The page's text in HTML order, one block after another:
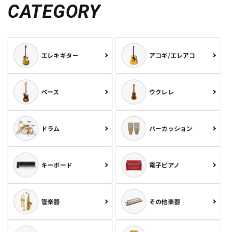
CATEGORY
エレキギター アコギ/エレアコ
ベース ウクレレ
ドラム パーカッション
キーボード 電子ピアノ
管楽器 その他楽器